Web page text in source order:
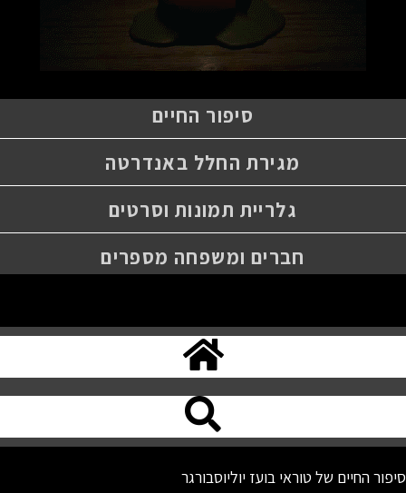
סיפור החיים
מגירת החלל באנדרטה
גלריית תמונות וסרטים
חברים ומשפחה מספרים
סיפור החיים של טוראי בועז יוליוסבורגר